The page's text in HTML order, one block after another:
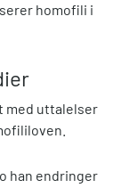
homofili i
med uttalelser
han endringer